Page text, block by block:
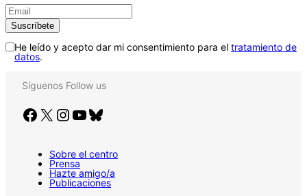
He leído y acepto dar mi consentimiento para el tratamiento de
datos.
Síguenos Follow us
Facebook X Instagram YouTube Bluesky
Sobre el centro
Prensa
Hazte amigo/a
Publicaciones